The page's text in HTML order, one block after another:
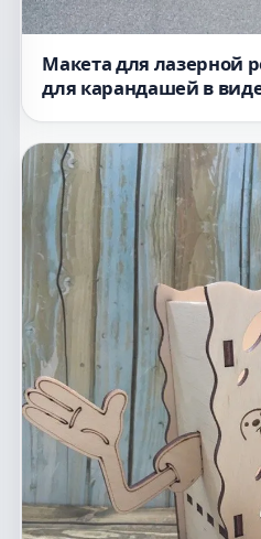
Макета для лазерной
для карандашей в